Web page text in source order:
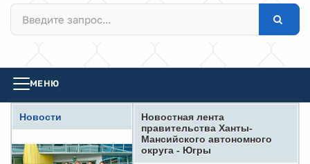
МЕНЮ
Новости
Новостная лента
правительства Ханты-
Мансийского автономного
округа - Югры